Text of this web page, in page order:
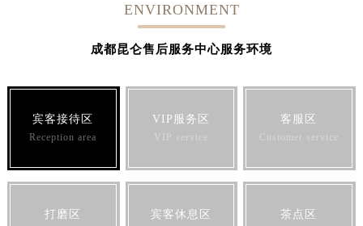
ENVIRONMENT
成都昆仑售后服务中心服务环境
宾客接待区
Reception area
VIP服务区
VIP service
客服区
Customer service
打磨区 宾客休息区 茶点区